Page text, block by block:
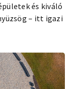
és kiváló
– itt igazi